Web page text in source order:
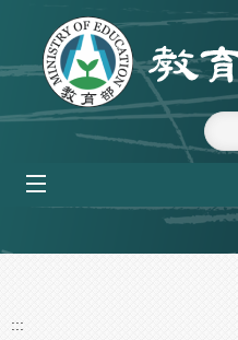
跳到主要內容區塊
:::